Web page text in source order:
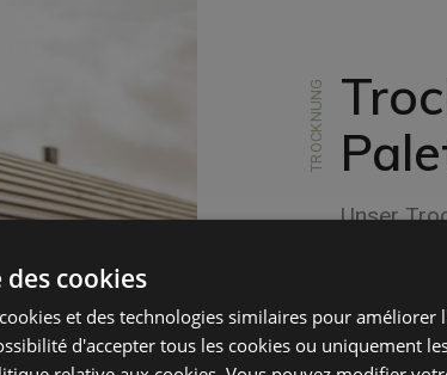
TROCKNUNG
Unser
kleine
des cookies
et des technologies similaires pour améliorer
d'accepter tous les cookies ou uniquement